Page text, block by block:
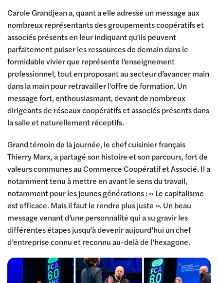
Carole Grandjean a, quant a elle adressé un message aux
nombreux représentants des groupements coopératifs et
associés présents en leur indiquant qu’ils peuvent
parfaitement puiser les ressources de demain dans le
formidable vivier que représente l’enseignement
professionnel, tout en proposant au secteur d’avancer main
dans la main pour retravailler l’offre de formation. Un
message fort, enthousiasmant, devant de nombreux
dirigeants de réseaux coopératifs et associés présents dans
la salle et naturellement réceptifs.
Grand témoin de la journée, le chef cuisinier français
Thierry Marx, a partagé son histoire et son parcours, fort de
valeurs communes au Commerce Coopératif et Associé. Il a
notamment tenu à mettre en avant le sens du travail,
notamment pour les jeunes générations : « Le capitalisme
est efficace. Mais il faut le rendre plus juste ». Un beau
message venant d’une personnalité qui a su gravir les
différentes étapes jusqu’à devenir aujourd’hui un chef
d’entreprise connu et reconnu au-delà de l’hexagone.